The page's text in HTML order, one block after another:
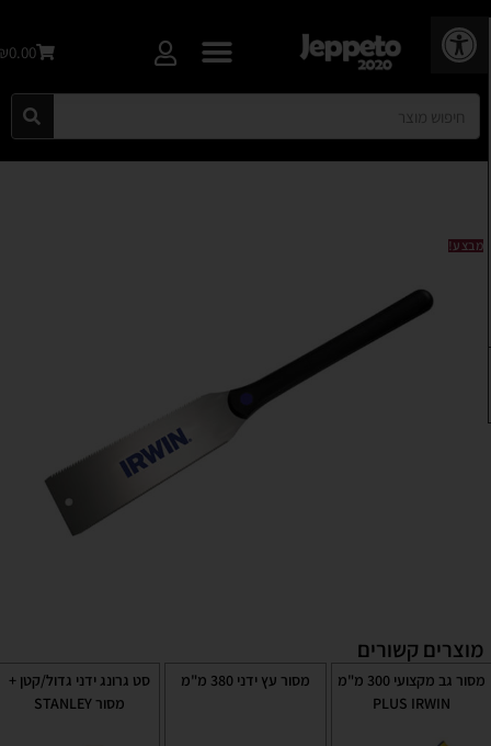
פתח סרגל נגישות
₪0.00
מבצע!
מוצרים קשורים
מסור גב מקצועי 300 מ"מ
PLUS IRWIN
מסור עץ ידני 380 מ"מ
סט גרונג ידני גדול/קטן +
מסור STANLEY